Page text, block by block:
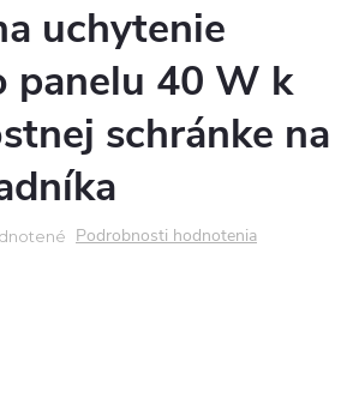
uchytenie
panelu 40 W k
schránke na
Podrobnosti hodnotenia